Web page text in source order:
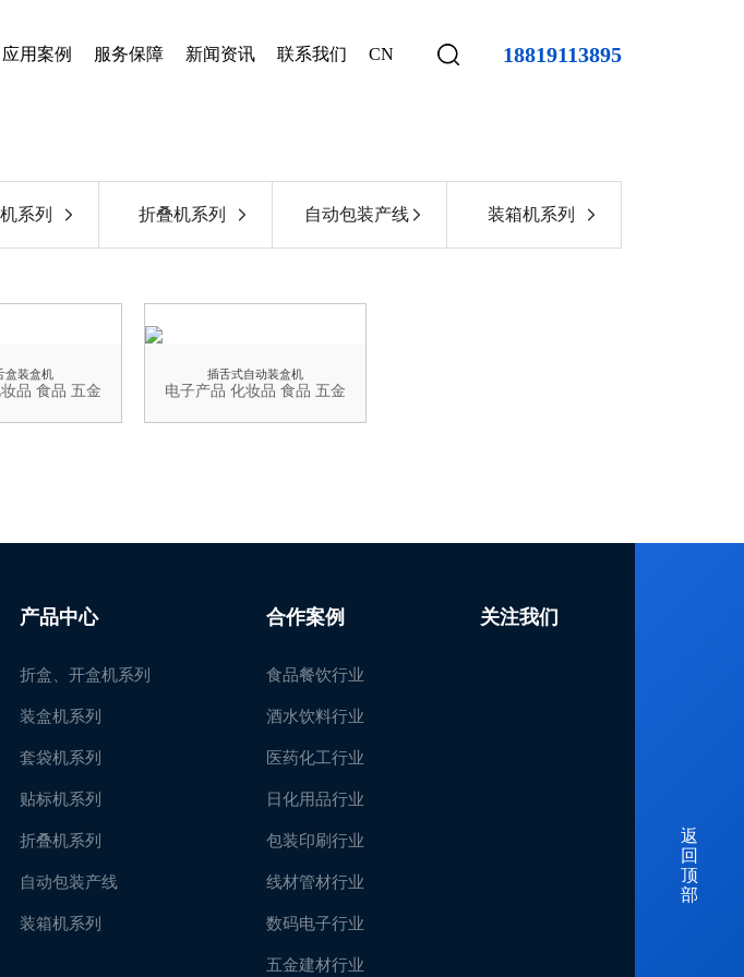
应用案例 服务保障 新闻资讯 联系我们 CN 18819113895
系列 折叠机系列 自动包装产线 装箱机系列
盒装盒机
品 食品 五金
插舌式自动装盒机
电子产品 化妆品 食品 五金
产品中心
折盒、开盒机系列
装盒机系列
套袋机系列
贴标机系列
折叠机系列
自动包装产线
装箱机系列
合作案例
食品餐饮行业
酒水饮料行业
医药化工行业
日化用品行业
包装印刷行业
线材管材行业
数码电子行业
五金建材行业
关注我们
返
回
顶
部